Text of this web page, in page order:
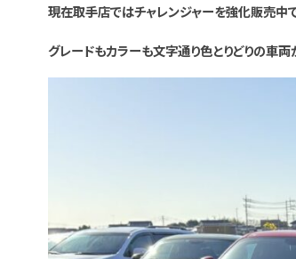
現在取手店ではチャレンジャーを強化販売中で
グレードもカラーも文字通り色とりどりの車両